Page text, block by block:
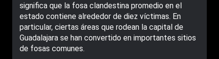
significa que la fosa clandestina promedio en el
estado contiene alrededor de diez víctimas. En
particular, ciertas áreas que rodean la capital de
Guadalajara se han convertido en importantes sitios
de fosas comunes.